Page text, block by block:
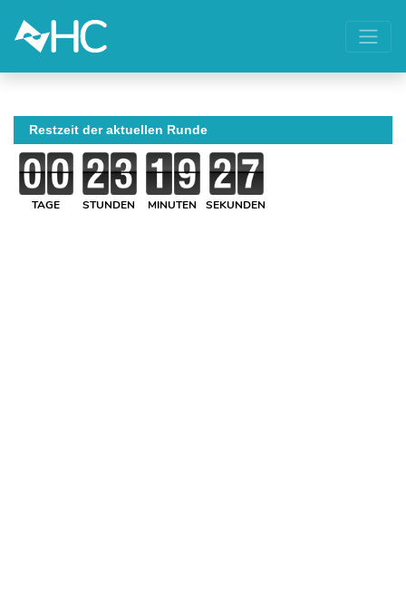
Restzeit der aktuellen Runde
TAGE STUNDEN MINUTEN SEKUNDEN